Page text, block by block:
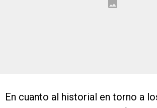
En cuanto al historial en torno a